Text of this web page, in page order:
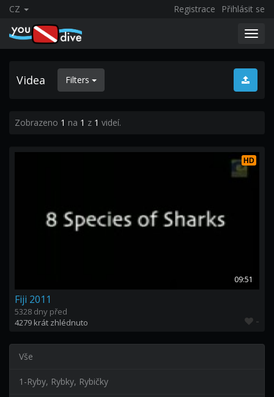
CZ Registrace Přihlásit se
Videa Filters
Zobrazeno 1 na 1 z 1 videí.
HD
09:51
Fiji 2011
5328 dny před
4279 krát zhlédnuto
-
Vše
1-Ryby, Rybky, Rybičky